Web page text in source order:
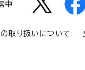
中
取り扱いについて